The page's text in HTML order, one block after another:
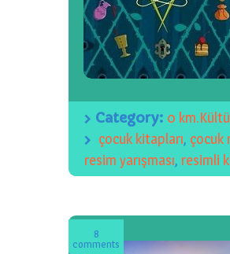
Category: 0
çocuk kitapları, çocuk
resim yarışması, resimli
8
comments